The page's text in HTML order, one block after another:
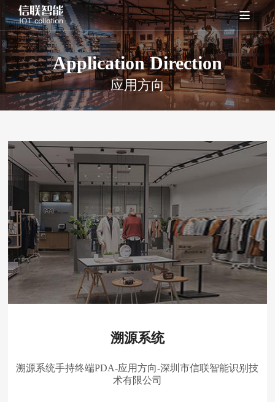
Application Direction
应用方向
溯源系统
溯源系统手持终端PDA-应用方向-深圳市信联智能识别技
术有限公司